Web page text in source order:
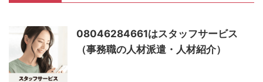
08046284661はスタッフサービス
（事務職の人材派遣・人材紹介）